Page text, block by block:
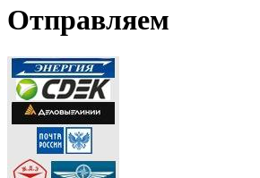
Отправляем